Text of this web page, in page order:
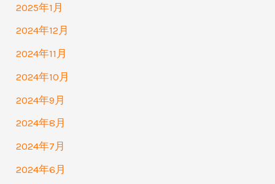
2025年1月
2024年12月
2024年11月
2024年10月
2024年9月
2024年8月
2024年7月
2024年6月